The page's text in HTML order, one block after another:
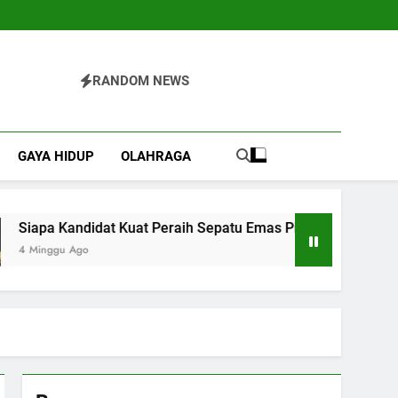
RANDOM NEWS
GAYA HIDUP OLAHRAGA
Kuat Peraih Sepatu Emas Piala Dunia 2026?